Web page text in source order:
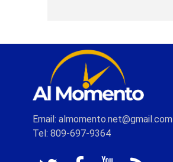
Email: almomento.net@gmail.com
Tel: 809-697-9364